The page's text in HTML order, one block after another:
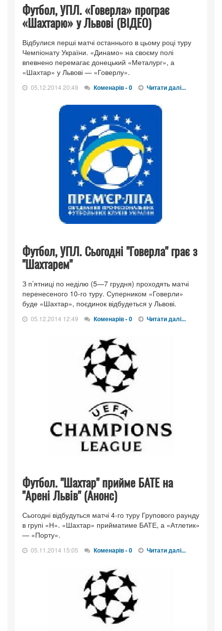
Футбол, УПЛ. «Говерла» програє
«Шахтарю» у Львові (ВІДЕО)
Відбулися перші матчі останнього в цьому році туру
Чемпіонату України. «Динамо» на своєму полі
впевнено перемагає донецький «Металург», а
«Шахтар» у Львові — «Говерлу».
05.12.2014 20:49 Коменарів - 0 Читати далі...
Футбол, УПЛ. Сьогодні "Говерла" грає з
"Шахтарем"
З п’ятниці по неділю (5—7 грудня) проходять матчі
перенесеного 10-го туру. Суперником «Говерли»
буде «Шахтар», поєдинок відбудеться у Львові.
05.12.2014 12:49 Коменарів - 0 Читати далі...
Футбол. "Шахтар" прийме БАТЕ на
"Арені Львів" (Анонс)
Сьогодні відбудуться матчі 4-го туру Групового раунду
в групі «Н». «Шахтар» прийматиме БАТЕ, а «Атлетик»
— «Порту».
05.11.2014 15:05 Коменарів - 0 Читати далі...